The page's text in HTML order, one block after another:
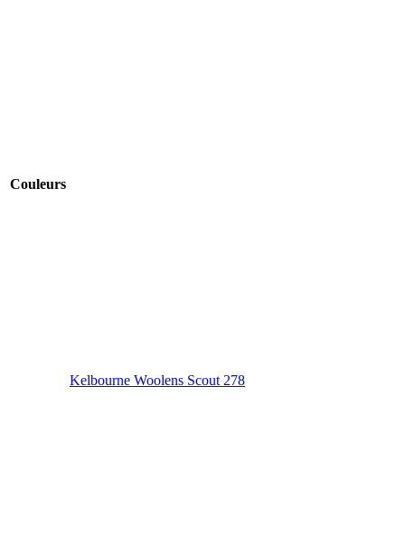
Couleurs
Kelbourne Woolens Scout 278